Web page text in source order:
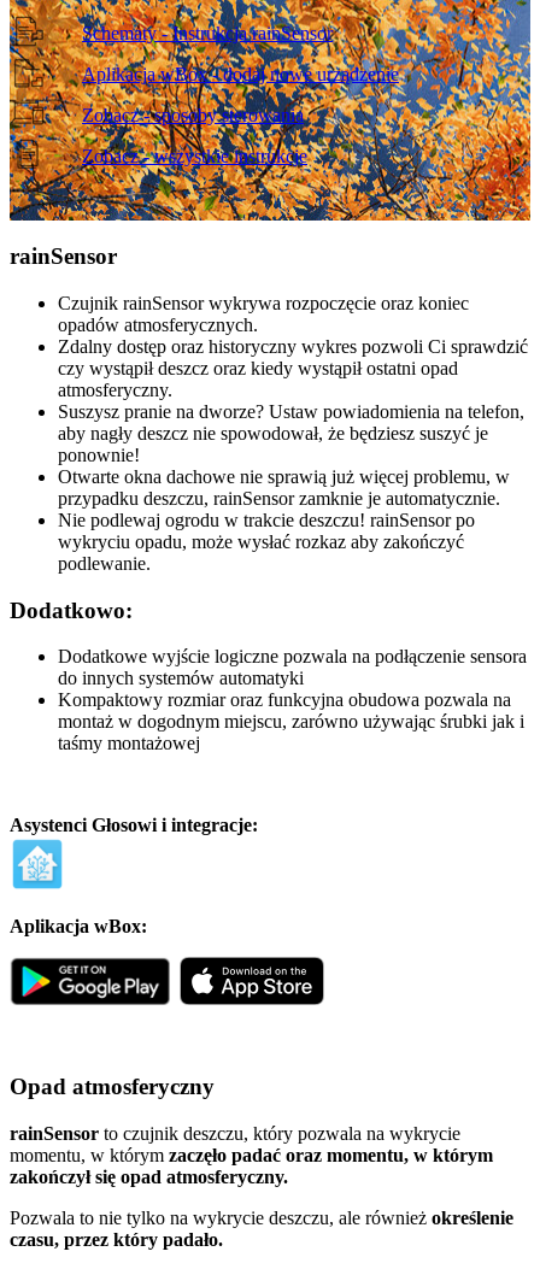
Schematy - Instrukcja rainSensor
Aplikacja wBox - dodaj nowe urządzenie
Zobacz - sposoby sterowania
Zobacz - wszystkie instrukcje
rainSensor
Czujnik rainSensor wykrywa rozpoczęcie oraz koniec
opadów atmosferycznych.
Zdalny dostęp oraz historyczny wykres pozwoli Ci sprawdzić
czy wystąpił deszcz oraz kiedy wystąpił ostatni opad
atmosferyczny.
Suszysz pranie na dworze? Ustaw powiadomienia na telefon,
aby nagły deszcz nie spowodował, że będziesz suszyć je
ponownie!
Otwarte okna dachowe nie sprawią już więcej problemu, w
przypadku deszczu, rainSensor zamknie je automatycznie.
Nie podlewaj ogrodu w trakcie deszczu! rainSensor po
wykryciu opadu, może wysłać rozkaz aby zakończyć
podlewanie.
Dodatkowo:
Dodatkowe wyjście logiczne pozwala na podłączenie sensora
do innych systemów automatyki
Kompaktowy rozmiar oraz funkcyjna obudowa pozwala na
montaż w dogodnym miejscu, zarówno używając śrubki jak i
taśmy montażowej
Asystenci Głosowi i integracje:
Aplikacja wBox:
Opad atmosferyczny
rainSensor to czujnik deszczu, który pozwala na wykrycie
momentu, w którym zaczęło padać oraz momentu, w którym
zakończył się opad atmosferyczny.
Pozwala to nie tylko na wykrycie deszczu, ale również określenie
czasu, przez który padało.